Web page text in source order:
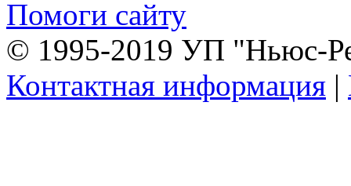
Помоги сайту
© 1995-2019 УП "Ньюс-
Контактная информация |